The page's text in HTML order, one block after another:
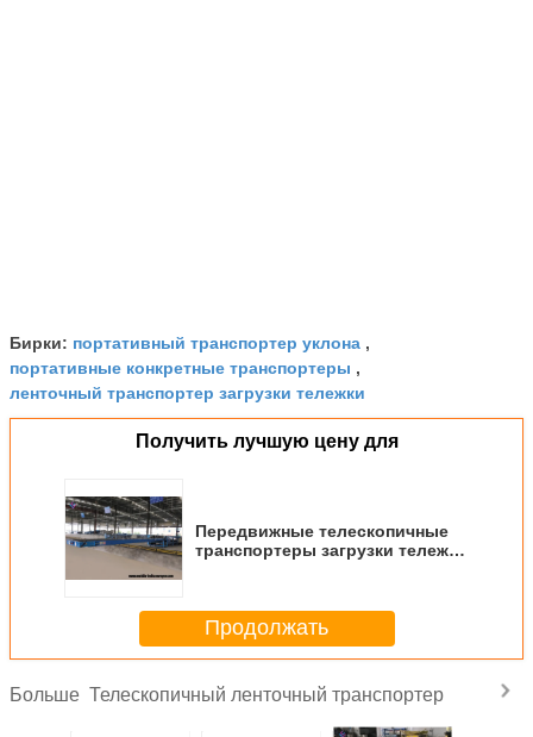
Бирки: портативный транспортер уклона ,
портативные конкретные транспортеры ,
ленточный транспортер загрузки тележки
Получить лучшую цену для
Передвижные телескопичные
транспортеры загрузки тележки
Продолжать
Больше Телескопичный ленточный транспортер